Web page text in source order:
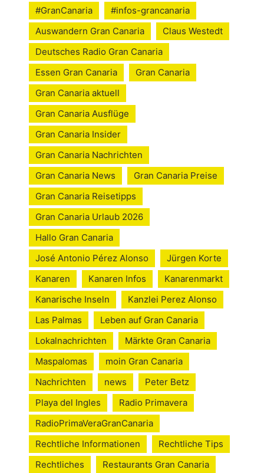
#GranCanaria
#infos-grancanaria
Auswandern Gran Canaria
Claus Westedt
Deutsches Radio Gran Canaria
Essen Gran Canaria
Gran Canaria
Gran Canaria aktuell
Gran Canaria Ausflüge
Gran Canaria Insider
Gran Canaria Nachrichten
Gran Canaria News
Gran Canaria Preise
Gran Canaria Reisetipps
Gran Canaria Urlaub 2026
Hallo Gran Canaria
José Antonio Pérez Alonso
Jürgen Korte
Kanaren
Kanaren Infos
Kanarenmarkt
Kanarische Inseln
Kanzlei Perez Alonso
Las Palmas
Leben auf Gran Canaria
Lokalnachrichten
Märkte Gran Canaria
Maspalomas
moin Gran Canaria
Nachrichten
news
Peter Betz
Playa del Ingles
Radio Primavera
RadioPrimaVeraGranCanaria
Rechtliche Informationen
Rechtliche Tips
Rechtliches
Restaurants Gran Canaria